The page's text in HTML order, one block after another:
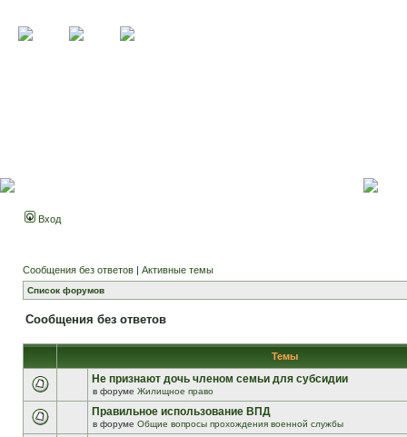
Вход
Сообщения без ответов | Активные темы
Список форумов
Сообщения без ответов
Темы
Не признают дочь членом семьи для субсидии
в форуме Жилищное право
Правильное использование ВПД
в форуме Общие вопросы прохождения военной службы